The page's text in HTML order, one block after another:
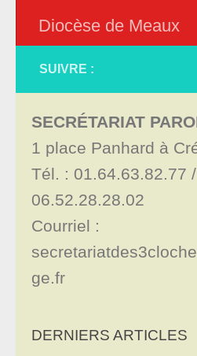
Diocèse de Meaux
SUIVRE :
SECRÉTARIAT
1 place Panhard à
Tél. : 01.64.63.82.77 /
06.52.28.28.02
Courriel :
ge.fr
DERNIERS ARTICLES